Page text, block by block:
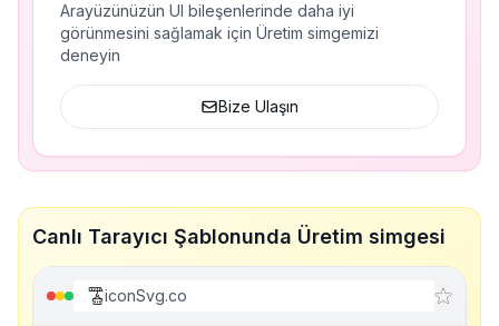
Arayüzünüzün UI bileşenlerinde daha iyi
görünmesini sağlamak için Üretim simgemizi
deneyin
Bize Ulaşın
Canlı Tarayıcı Şablonunda Üretim simgesi
iconSvg.co